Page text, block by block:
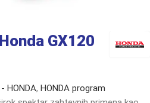
GX120
HONDA, HONDA program